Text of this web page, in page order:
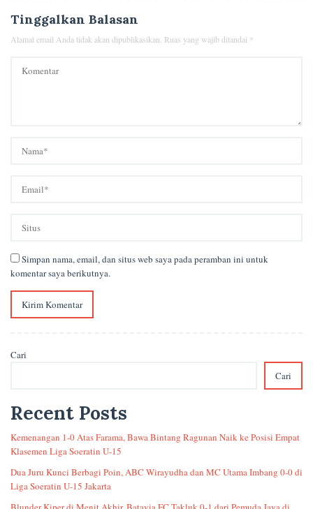
Tinggalkan Balasan
Alamat email Anda tidak akan dipublikasikan. Ruas yang wajib ditandai *
Simpan nama, email, dan situs web saya pada peramban ini untuk
komentar saya berikutnya.
Cari
Cari
Recent Posts
Kemenangan 1-0 Atas Farama, Bawa Bintang Ragunan Naik ke Posisi Empat
Klasemen Liga Soeratin U-15
Dua Juru Kunci Berbagi Poin, ABC Wirayudha dan MC Utama Imbang 0-0 di
Liga Soeratin U-15 Jakarta